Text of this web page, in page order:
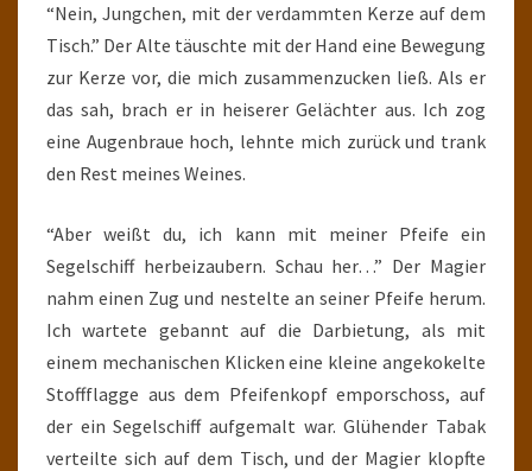
“Nein, Jungchen, mit der verdammten Kerze auf dem
Tisch.” Der Alte täuschte mit der Hand eine Bewegung
zur Kerze vor, die mich zusammenzucken ließ. Als er
das sah, brach er in heiserer Gelächter aus. Ich zog
eine Augenbraue hoch, lehnte mich zurück und trank
den Rest meines Weines.
“Aber weißt du, ich kann mit meiner Pfeife ein
Segelschiff herbeizaubern. Schau her…” Der Magier
nahm einen Zug und nestelte an seiner Pfeife herum.
Ich wartete gebannt auf die Darbietung, als mit
einem mechanischen Klicken eine kleine angekokelte
Stoffflagge aus dem Pfeifenkopf emporschoss, auf
der ein Segelschiff aufgemalt war. Glühender Tabak
verteilte sich auf dem Tisch, und der Magier klopfte